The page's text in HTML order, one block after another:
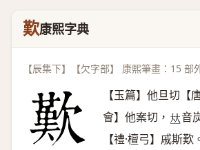
歎康熙字典
【辰集下】【欠字部】 康熙筆畫：15 部
【玉篇】他旦切【
會】他案切， 𠀤音
【禮·檀弓】戚斯